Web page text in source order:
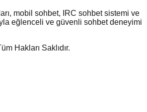
mobil sohbet, IRC sohbet sistemi ve
eğlenceli ve güvenli sohbet deneyimi
Hakları Saklıdır.